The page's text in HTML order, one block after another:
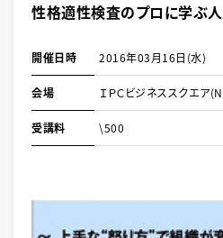
性格適性検査のプロに学ぶ
開催日時 2016年03月16日(水)
会場 ＩＰＣビジネススクエア
受講料 \500